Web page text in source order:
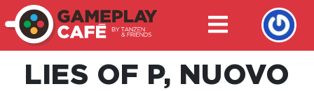
LIES OF P, NUOVO